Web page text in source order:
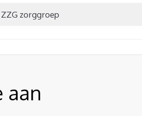
zorggroep
aan